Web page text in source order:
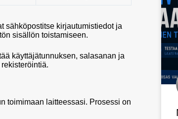
sähköpostitse kirjautumistiedot ja
sisällön toistamiseen.
käyttäjätunnuksen, salasanan ja
toimimaan laitteessasi. Prosessi on